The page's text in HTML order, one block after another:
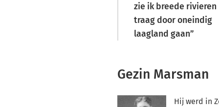
zie ik breede rivieren
traag door oneindig
laagland gaan
Gezin Marsman
Hij werd in